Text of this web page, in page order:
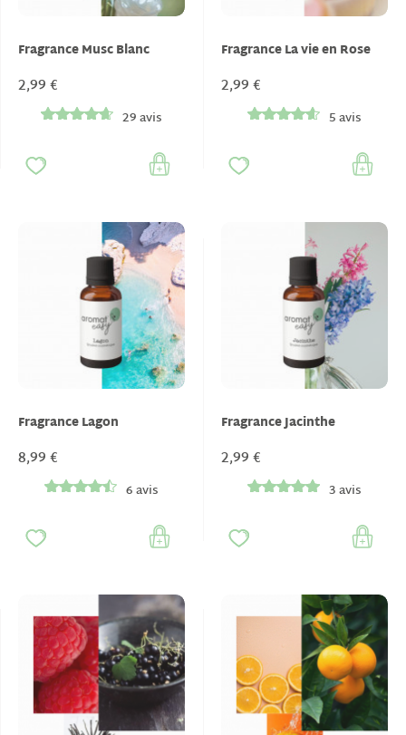
Fragrance Musc Blanc
2,99 €
29 avis
Fragrance La vie en Rose
2,99 €
5 avis
Fragrance Lagon
8,99 €
6 avis
Fragrance Jacinthe
2,99 €
3 avis